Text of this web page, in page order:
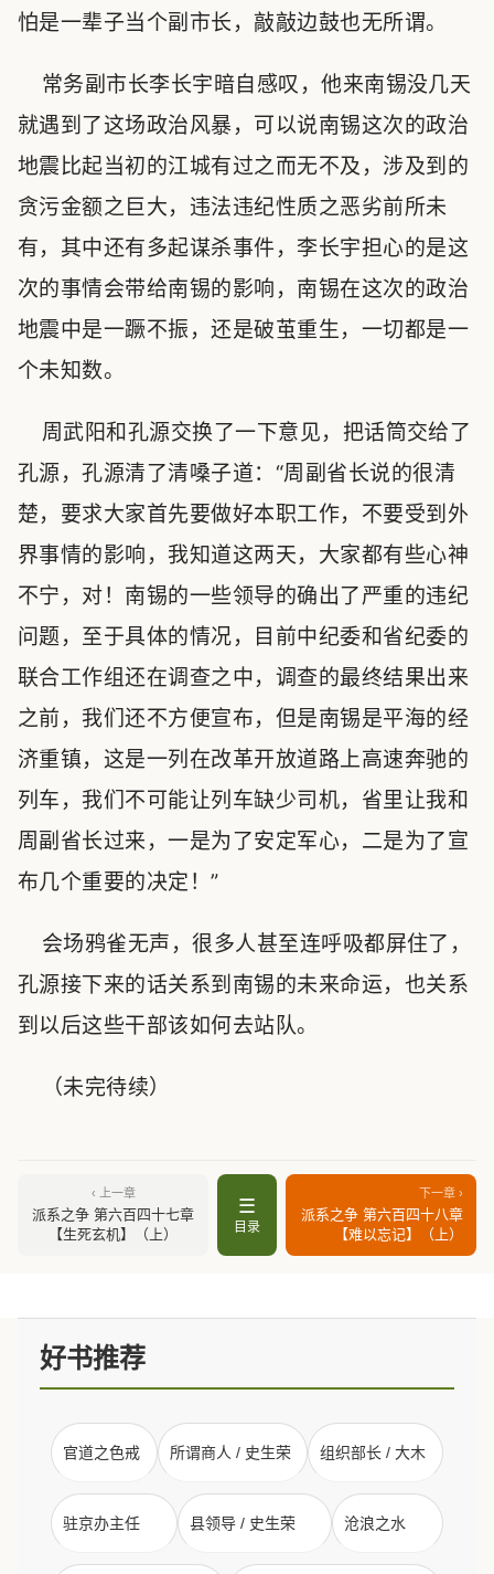
怕是一辈子当个副市长，敲敲边鼓也无所谓。
常务副市长李长宇暗自感叹，他来南锡没几天
就遇到了这场政治风暴，可以说南锡这次的政治
地震比起当初的江城有过之而无不及，涉及到的
贪污金额之巨大，违法违纪性质之恶劣前所未
有，其中还有多起谋杀事件，李长宇担心的是这
次的事情会带给南锡的影响，南锡在这次的政治
地震中是一蹶不振，还是破茧重生，一切都是一
个未知数。
周武阳和孔源交换了一下意见，把话筒交给了
孔源，孔源清了清嗓子道：“周副省长说的很清
楚，要求大家首先要做好本职工作，不要受到外
界事情的影响，我知道这两天，大家都有些心神
不宁，对！南锡的一些领导的确出了严重的违纪
问题，至于具体的情况，目前中纪委和省纪委的
联合工作组还在调查之中，调查的最终结果出来
之前，我们还不方便宣布，但是南锡是平海的经
济重镇，这是一列在改革开放道路上高速奔驰的
列车，我们不可能让列车缺少司机，省里让我和
周副省长过来，一是为了安定军心，二是为了宣
布几个重要的决定！”
会场鸦雀无声，很多人甚至连呼吸都屏住了，
孔源接下来的话关系到南锡的未来命运，也关系
到以后这些干部该如何去站队。
（未完待续）
‹ 上一章
派系之争 第六百四十七章
【生死玄机】（上）
☰
目录
下一章 ›
派系之争 第六百四十八章
【难以忘记】（上）
好书推荐
官道之色戒 所谓商人 / 史生荣 组织部长 / 大木
驻京办主任 县领导 / 史生荣 沧浪之水